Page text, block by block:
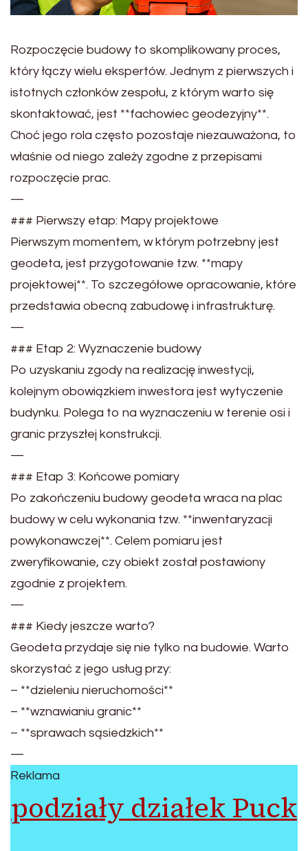
Rozpoczęcie budowy to skomplikowany proces,
który łączy wielu ekspertów. Jednym z pierwszych i
istotnych członków zespołu, z którym warto się
skontaktować, jest **fachowiec geodezyjny**.
Choć jego rola często pozostaje niezauważona, to
właśnie od niego zależy zgodne z przepisami
rozpoczęcie prac.
—
### Pierwszy etap: Mapy projektowe
Pierwszym momentem, w którym potrzebny jest
geodeta, jest przygotowanie tzw. **mapy
projektowej**. To szczegółowe opracowanie, które
przedstawia obecną zabudowę i infrastrukturę.
—
### Etap 2: Wyznaczenie budowy
Po uzyskaniu zgody na realizację inwestycji,
kolejnym obowiązkiem inwestora jest wytyczenie
budynku. Polega to na wyznaczeniu w terenie osi i
granic przyszłej konstrukcji.
—
### Etap 3: Końcowe pomiary
Po zakończeniu budowy geodeta wraca na plac
budowy w celu wykonania tzw. **inwentaryzacji
powykonawczej**. Celem pomiaru jest
zweryfikowanie, czy obiekt został postawiony
zgodnie z projektem.
—
### Kiedy jeszcze warto?
Geodeta przydaje się nie tylko na budowie. Warto
skorzystać z jego usług przy:
– **dzieleniu nieruchomości**
– **wznawianiu granic**
– **sprawach sąsiedzkich**
—
Reklama
podziały działek Puck